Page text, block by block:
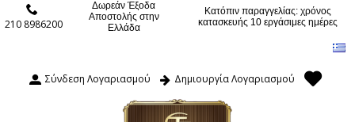
210 8986200
Δωρεάν Έξοδα
Αποστολής στην
Ελλάδα
Κατόπιν παραγγελίας: χρόνος
κατασκευής 10 εργάσιμες ημέρες
Σύνδεση Λογαριασμού Δημιουργία Λογαριασμού